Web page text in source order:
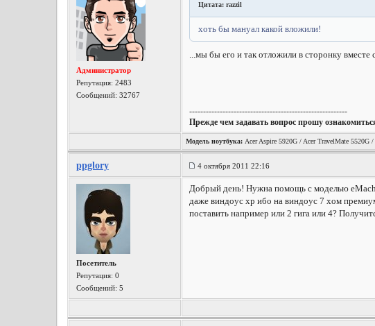
Администратор
Репутация: 2483
Сообщений: 32767
Цитата: razzil
хоть бы мануал какой вложили!
...мы бы его и так отложили в сторонку
---------------------------------------------------------
Прежде чем задавать вопрос прошу
Модель ноутбука:Acer Aspire 5920G / Acer TravelMate 5520G
ppglory 4 октября 2011 22:16
Посетитель
Репутация: 0
Сообщений: 5
Добрый день! Нужна помощь с моделью
даже виндоус xp ибо на виндоус 7 хом
поставить например или 2 гига или 4?